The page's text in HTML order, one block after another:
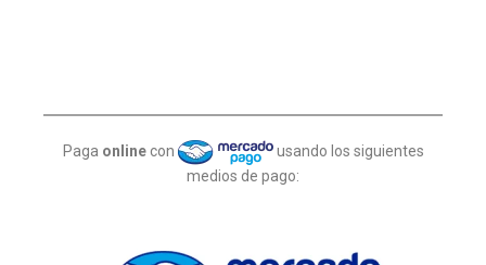
Paga online con
usando los siguientes
medios de pago: